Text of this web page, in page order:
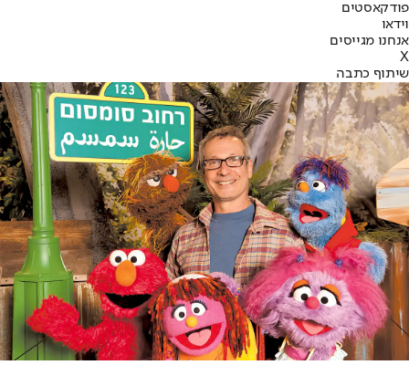
פודקאסטים
וידאו
אנחנו מגייסים
X
שיתוף כתבה